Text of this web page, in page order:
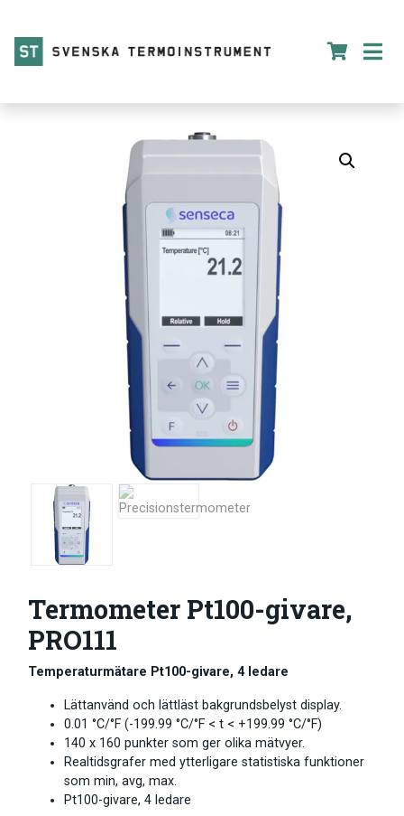
Termometer Pt100-givare,
PRO111
Temperaturmätare Pt100-givare, 4 ledare
Lättanvänd och lättläst bakgrundsbelyst display.
0.01 °C/°F (-199.99 °C/°F < t < +199.99 °C/°F)
140 x 160 punkter som ger olika mätvyer.
Realtidsgrafer med ytterligare statistiska funktioner
som min, avg, max.
Pt100-givare, 4 ledare